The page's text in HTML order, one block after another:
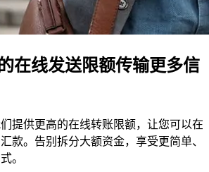
在线发送限额传输更多信
提供更高的在线转账限额，让您可以在
款。告别拆分大额资金，享受更简单、
。